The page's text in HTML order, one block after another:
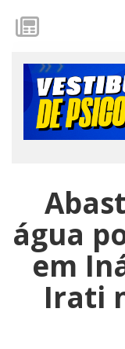
água
em
Irati